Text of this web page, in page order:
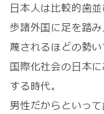
日本人は比較的歯
歩諸外国に足を踏
蔑されるほどの勢い
国際化社会の日本
する時代。
男性だからといっ